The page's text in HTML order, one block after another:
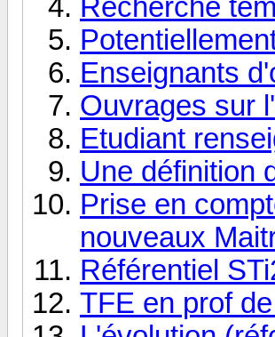
Recherche
Enseignants
Ouvrages sur
Etudiant
Une définition
Prise en
nouveaux
Référentiel
TFE en prof